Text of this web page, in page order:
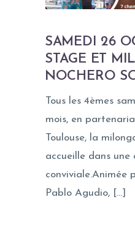
SAMEDI 26
STAGE ET
NOCHERO
Tous les 4èmes
mois, en
Toulouse, la
accueille dans
conviviale.Animée
Pablo Agudio, […]